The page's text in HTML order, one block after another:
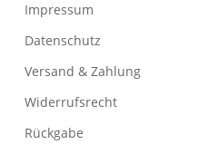
Impressum
Datenschutz
Versand & Zahlung
Widerrufsrecht
Rückgabe